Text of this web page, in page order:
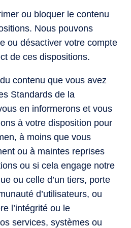
ou bloquer le contenu
Nous pouvons
ou désactiver votre compte
de ces dispositions.
contenu que vous avez
Standards de la
en informerons et vous
à votre disposition pour
à moins que vous
ou à maintes reprises
ou si cela engage notre
ou celle d’un tiers, porte
d’utilisateurs, ou
l’intégrité ou le
services, systèmes ou